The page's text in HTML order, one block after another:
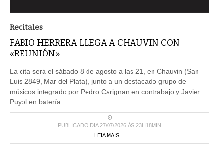
Recitales
FABIO HERRERA LLEGA A CHAUVIN CON
«REUNIÓN»
La cita será el sábado 8 de agosto a las 21, en Chauvin (San
Luis 2849, Mar del Plata), junto a un destacado grupo de
músicos integrado por Pedro Carignan en contrabajo y Javier
Puyol en batería.
PUBLICADO DIA 27/07/2026 ÀS 23H18MIN
LEIA MAIS ...